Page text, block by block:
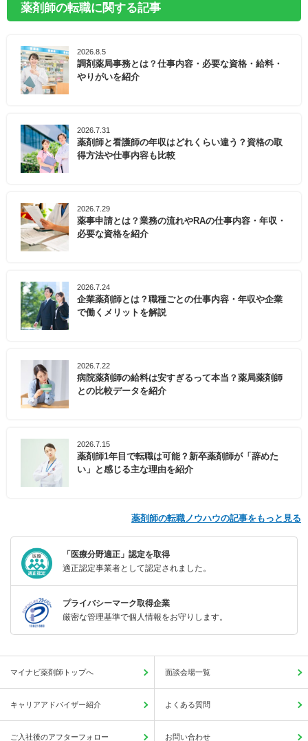
薬剤師の転職に関する記事
2026.8.5
調剤薬局事務とは？仕事内容・必要な資格・給料・
やりがいを紹介
2026.7.31
薬剤師と看護師の年収はどれくらい違う？資格の取
得方法や仕事内容も比較
2026.7.29
薬事申請とは？業務の流れやRAの仕事内容・年収・
必要な資格を紹介
2026.7.24
企業薬剤師とは？職種ごとの仕事内容・年収や企業
で働くメリットを解説
2026.7.22
病院薬剤師の給料は安すぎるって本当？薬局薬剤師
との比較データを紹介
2026.7.15
薬剤師1年目で転職は可能？新卒薬剤師が「辞めた
い」と感じる主な理由を紹介
薬剤師の転職ノウハウの記事をもっと見る
「医療分野適正」認定を取得
適正認定事業者として認定されました。
プライバシーマーク取得企業
厳密な管理基準で個人情報をお守りします。
マイナビ薬剤師トップへ 面談会場一覧
キャリアアドバイザー紹介 よくある質問
ご入社後のアフターフォロー お問い合わせ